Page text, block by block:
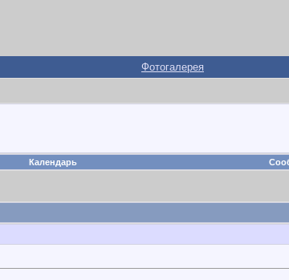
Фотогалерея
Календарь